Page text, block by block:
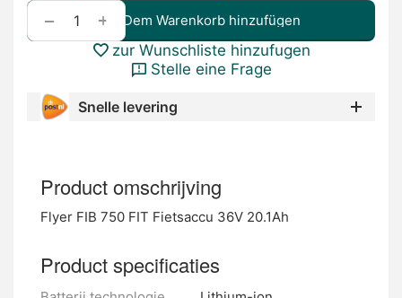
+
− Dem Warenkorb hinzufügen
zur Wunschliste hinzufugen
Stelle eine Frage
Snelle levering
Product omschrijving
Flyer FIB 750 FIT Fietsaccu 36V 20.1Ah
Product specificaties